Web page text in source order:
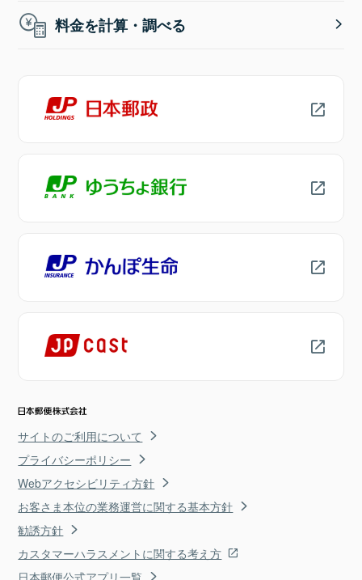
料金を計算・調べる
サイトのご利用について
プライバシーポリシー
Webアクセシビリティ方針
お客さま本位の業務運営に関する基本方針
勧誘方針
カスタマーハラスメントに関する考え方
日本郵便公式アプリ一覧